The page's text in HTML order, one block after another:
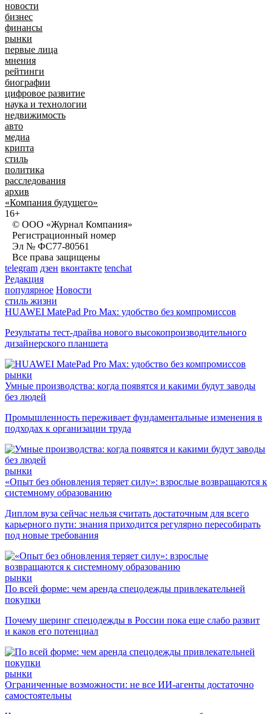
новости
бизнес
финансы
рынки
первые лица
мнения
рейтинги
биографии
цифровое развитие
наука и технологии
недвижимость
авто
медиа
крипта
стиль
политика
расследования
архив
«Компания будущего»
16+
© ООО «Журнал Компания»
Регистрационный номер
Эл № ФС77-80561
Все права защищены
telegram дзен вконтакте tenchat
Редакция
популярное Новости
стиль жизни
HUAWEI MatePad Pro Max: удобство без компромиссов
Результаты тест-драйва нового высокопроизводительного
дизайнерского планшета
рынки
Умные производства: когда появятся и какими будут заводы
без людей
Промышленность переживает фундаментальные изменения в
подходах к организации труда
рынки
«Опыт без обновления теряет силу»: взрослые возвращаются к
системному образованию
Диплом вуза сейчас нельзя считать достаточным для всего
карьерного пути: знания приходится регулярно пересобирать
под новые требования
рынки
По всей форме: чем аренда спецодежды привлекательней
покупки
Почему шеринг спецодежды в России пока еще слабо развит
и каков его потенциал
рынки
Ограниченные возможности: не все ИИ-агенты достаточно
самостоятельны